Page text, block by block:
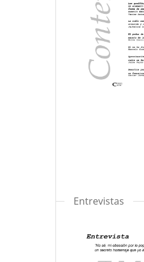
Entrevistas